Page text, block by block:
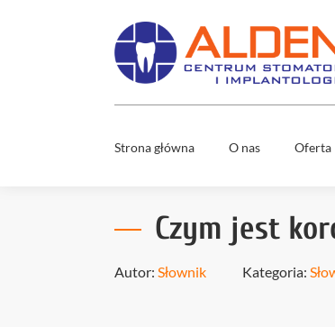
Strona główna O nas
Co nas
Media
Oferta
Czym jest
Autor: Słownik Kategoria: